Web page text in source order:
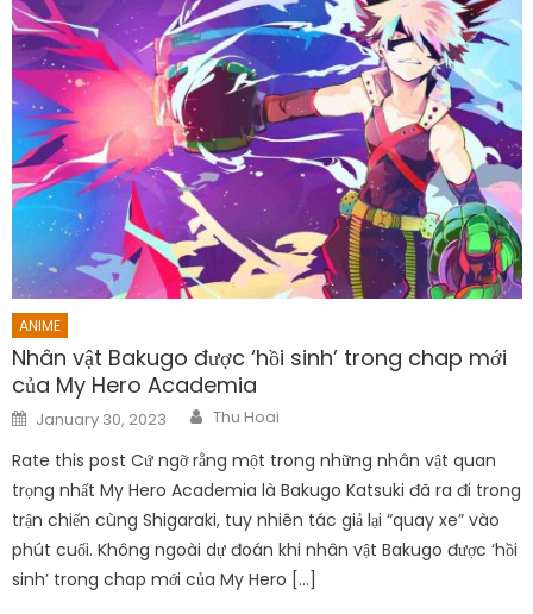
ANIME
Nhân vật Bakugo được ‘hồi sinh’ trong chap mới
của My Hero Academia
Posted
on
January 30, 2023 Author
Thu Hoai
Rate this post Cứ ngỡ rằng một trong những nhân vật quan
trọng nhất My Hero Academia là Bakugo Katsuki đã ra đi trong
trận chiến cùng Shigaraki, tuy nhiên tác giả lại “quay xe” vào
phút cuối. Không ngoài dự đoán khi nhân vật Bakugo được ‘hồi
sinh’ trong chap mới của My Hero […]